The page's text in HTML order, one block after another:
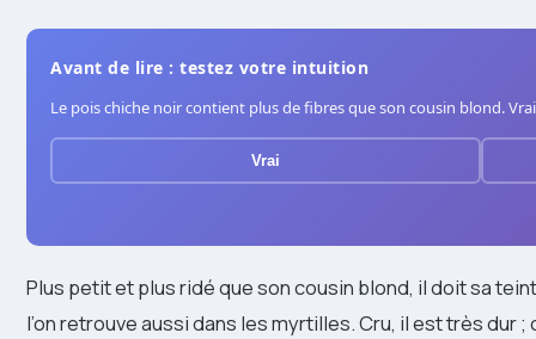
Avant de lire : testez votre intuition
Le pois chiche noir contient plus de fibres que son cousin blond.
Vrai
Plus petit et plus ridé que son cousin blond, il doit sa
l’on retrouve aussi dans les myrtilles. Cru, il est très dur